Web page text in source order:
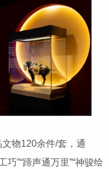
物120余件/套，通
巧”“蹄声通万里”“神骏绘